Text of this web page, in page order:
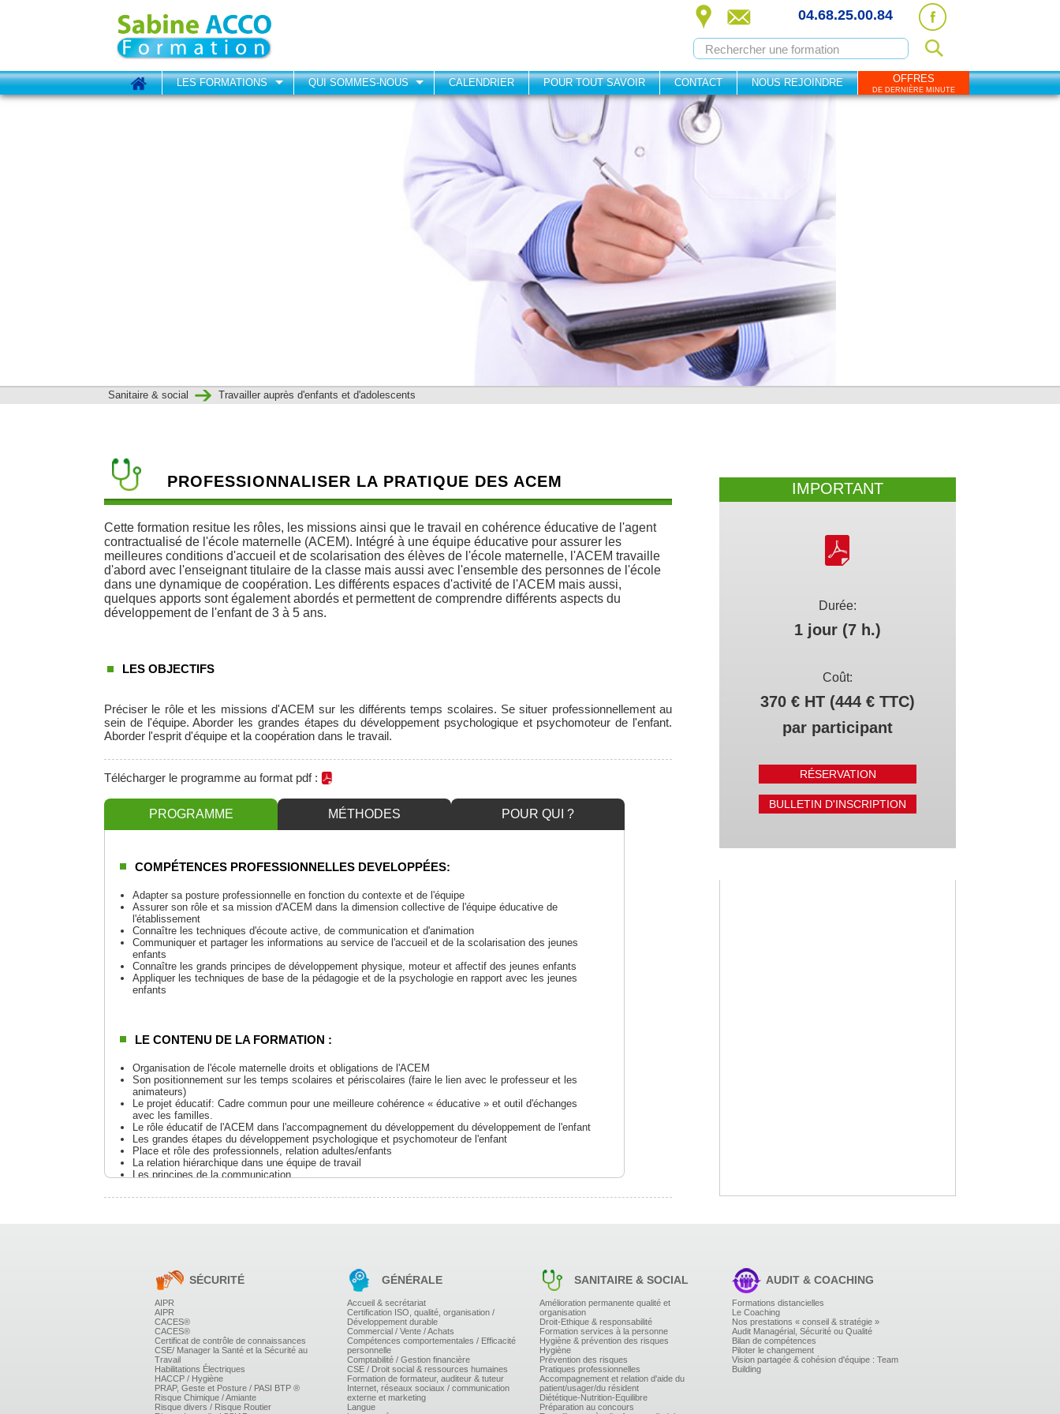
04.68.25.00.84
LES FORMATIONS QUI SOMMES-NOUS CALENDRIER POUR TOUT SAVOIR CONTACT NOUS REJOINDRE OFFRES
DE DERNIÈRE MINUTE
Sanitaire & social Travailler auprès d'enfants et d'adolescents
IMPORTANT
Durée:
1 jour (7 h.)
Coût:
370 € HT (444 € TTC)
par participant
RÉSERVATION
BULLETIN D'INSCRIPTION
PROFESSIONNALISER LA PRATIQUE DES ACEM
Cette formation resitue les rôles, les missions ainsi que le travail en cohérence éducative de l'agent
contractualisé de l'école maternelle (ACEM). Intégré à une équipe éducative pour assurer les
meilleures conditions d'accueil et de scolarisation des élèves de l'école maternelle, l'ACEM travaille
d'abord avec l'enseignant titulaire de la classe mais aussi avec l'ensemble des personnes de l'école
dans une dynamique de coopération. Les différents espaces d'activité de l'ACEM mais aussi,
quelques apports sont également abordés et permettent de comprendre différents aspects du
développement de l'enfant de 3 à 5 ans.
LES OBJECTIFS
Préciser le rôle et les missions d'ACEM sur les différents temps scolaires. Se situer professionnellement au
sein de l'équipe. Aborder les grandes étapes du développement psychologique et psychomoteur de l'enfant.
Aborder l'esprit d'équipe et la coopération dans le travail.
Télécharger le programme au format pdf :
PROGRAMME MÉTHODES POUR QUI ?
COMPÉTENCES PROFESSIONNELLES DEVELOPPÉES:
Adapter sa posture professionnelle en fonction du contexte et de l'équipe
Assurer son rôle et sa mission d'ACEM dans la dimension collective de l'équipe éducative de
l'établissement
Connaître les techniques d'écoute active, de communication et d'animation
Communiquer et partager les informations au service de l'accueil et de la scolarisation des jeunes
enfants
Connaître les grands principes de développement physique, moteur et affectif des jeunes enfants
Appliquer les techniques de base de la pédagogie et de la psychologie en rapport avec les jeunes
enfants
LE CONTENU DE LA FORMATION :
Organisation de l'école maternelle droits et obligations de l'ACEM
Son positionnement sur les temps scolaires et périscolaires (faire le lien avec le professeur et les
animateurs)
Le projet éducatif: Cadre commun pour une meilleure cohérence « éducative » et outil d'échanges
avec les familles.
Le rôle éducatif de l'ACEM dans l'accompagnement du développement du développement de l'enfant
Les grandes étapes du développement psychologique et psychomoteur de l'enfant
Place et rôle des professionnels, relation adultes/enfants
La relation hiérarchique dans une équipe de travail
Les principes de la communication
Le travail en projet pour favoriser la cohésion d'équipe
SÉCURITÉ
AIPR
AIPR
CACES®
CACES®
Certificat de contrôle de connaissances
CSE/ Manager la Santé et la Sécurité au
Travail
Habilitations Électriques
HACCP / Hygiène
PRAP, Geste et Posture / PASI BTP ®
Risque Chimique / Amiante
Risque divers / Risque Routier
GÉNÉRALE
Accueil & secrétariat
Certification ISO, qualité, organisation /
Développement durable
Commercial / Vente / Achats
Compétences comportementales / Efficacité
personnelle
Comptabilité / Gestion financière
CSE / Droit social & ressources humaines
Formation de formateur, auditeur & tuteur
Internet, réseaux sociaux / communication
externe et marketing
Langue
SANITAIRE & SOCIAL
Amélioration permanente qualité et
organisation
Droit-Ethique & responsabilité
Formation services à la personne
Hygiène & prévention des risques
Hygiène
Prévention des risques
Pratiques professionnelles
Accompagnement et relation d'aide du
patient/usager/du résident
Diététique-Nutrition-Equilibre
Préparation au concours
AUDIT & COACHING
Formations distancielles
Le Coaching
Nos prestations « conseil & stratégie »
Audit Managérial, Sécurité ou Qualité
Bilan de compétences
Piloter le changement
Vision partagée & cohésion d'équipe : Team
Building